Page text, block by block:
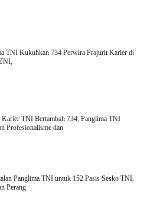
TNI Kukuhkan 734 Perwira Prajurit Karier di
Karier TNI Bertambah 734, Panglima TNI
Profesionalisme dan
Panglima TNI untuk 152 Pasis Sesko TNI,
Perang